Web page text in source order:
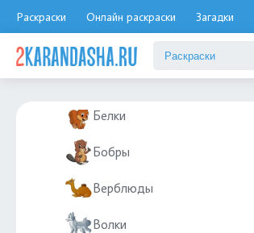
Раскраски Онлайн раскраски Загадки
Бегемоты
Белки
Бобры
Верблюды
Волки